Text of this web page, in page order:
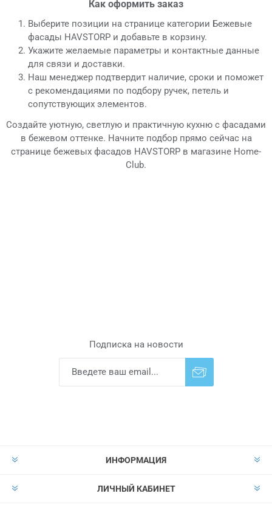
Как оформить заказ
Выберите позиции на странице категории Бежевые
фасады HAVSTORP и добавьте в корзину.
Укажите желаемые параметры и контактные данные
для связи и доставки.
Наш менеджер подтвердит наличие, сроки и поможет
с рекомендациями по подбору ручек, петель и
сопутствующих элементов.
Создайте уютную, светлую и практичную кухню с фасадами
в бежевом оттенке. Начните подбор прямо сейчас на
странице бежевых фасадов HAVSTORP в магазине Home-
Club.
Подписка на новости
ИНФОРМАЦИЯ
ЛИЧНЫЙ КАБИНЕТ